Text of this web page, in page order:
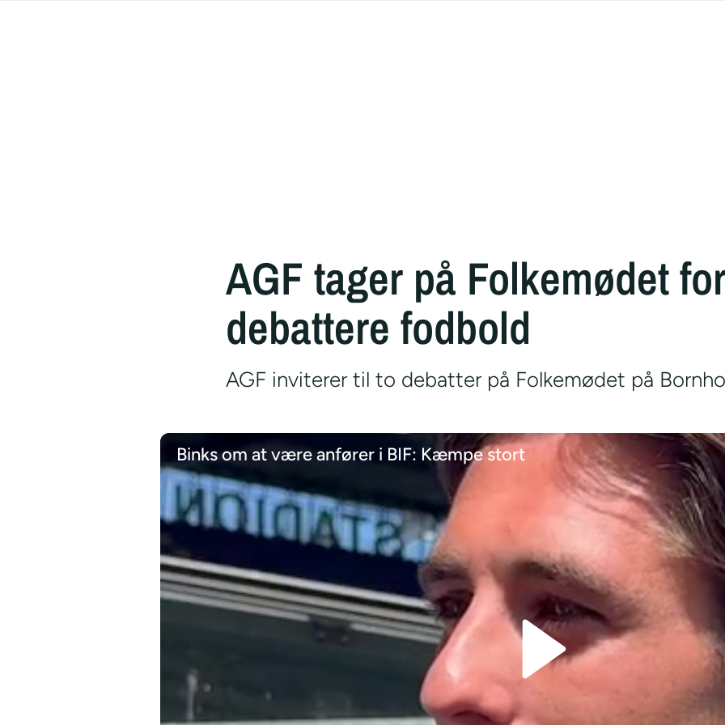
AGF tager på Folkemødet
debattere fodbold
AGF inviterer til to debatter på Folkemødet på
Binks om at være anfører i BIF: Kæmpe stort